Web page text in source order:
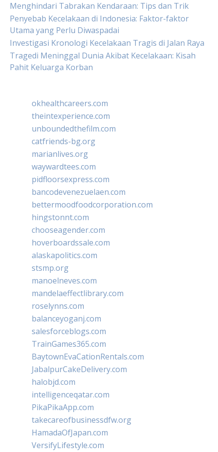
Menghindari Tabrakan Kendaraan: Tips dan Trik
Penyebab Kecelakaan di Indonesia: Faktor-faktor
Utama yang Perlu Diwaspadai
Investigasi Kronologi Kecelakaan Tragis di Jalan Raya
Tragedi Meninggal Dunia Akibat Kecelakaan: Kisah
Pahit Keluarga Korban
okhealthcareers.com
theintexperience.com
unboundedthefilm.com
catfriends-bg.org
marianlives.org
waywardtees.com
pidfloorsexpress.com
bancodevenezuelaen.com
bettermoodfoodcorporation.com
hingstonnt.com
chooseagender.com
hoverboardssale.com
alaskapolitics.com
stsmp.org
manoelneves.com
mandelaeffectlibrary.com
roselynns.com
balanceyoganj.com
salesforceblogs.com
TrainGames365.com
BaytownEvaCationRentals.com
JabalpurCakeDelivery.com
halobjd.com
intelligenceqatar.com
PikaPikaApp.com
takecareofbusinessdfw.org
HamadaOfJapan.com
VersifyLifestyle.com